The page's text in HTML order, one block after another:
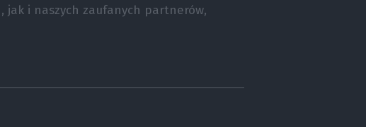
jak i naszych zaufanych partnerów,